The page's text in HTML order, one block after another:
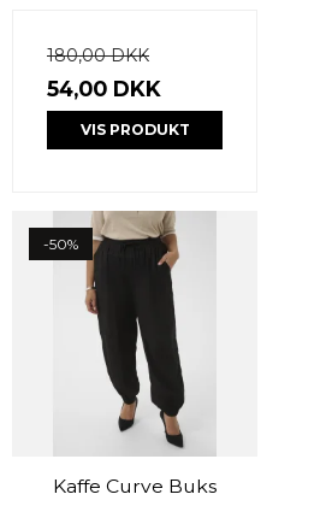
180,00 DKK
54,00 DKK
VIS PRODUKT
-50%
Kaffe Curve Buks